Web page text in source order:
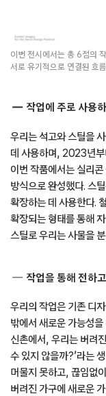
이번 전시에서는 총 6점의
서로 유기적으로 연결된 흐
작업에 주로 사용
우리는 석고와 스틸을
데 사용하며, 2023년부
이번 작품에서는 실리
방식으로 완성했다. 스
확장하는 데 사용한다.
확장되는 형태를 통해
스틸로 우리는 사물을
작업을 통해 전하
우리의 작업은 기존 디
밖에서 새로운 가능성
신촌에서, 우리는 버려
수 있지 않을까?’라는
머물지 못하고, 끊임없
버려진 가구에 새로운